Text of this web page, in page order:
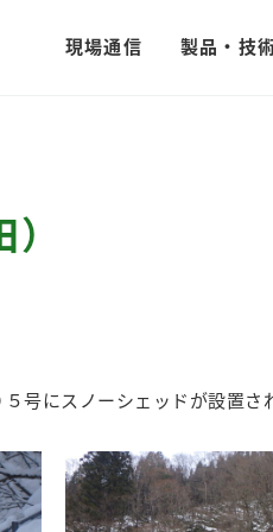
現場通信 製品・技
号にスノーシェッドが設置さ